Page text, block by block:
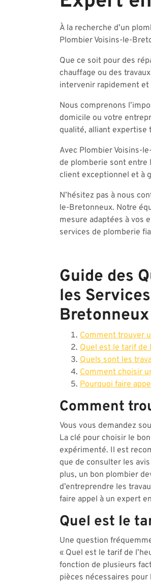
À la recherche d’un
Plombier Voisins-le-
Que ce soit pour des
chauffage ou des
intervenir rapidement
Nous comprenons
domicile ou votre
qualité, alliant expertise
Avec Plombier Voisins-
de plomberie sont entre
client exceptionnel et à
N’hésitez pas à nous
le-Bretonneux. Notre
mesure adaptées à vos
services de plomberie
Guide des
les
Bretonneux
Comment trouver
Quel est le tarif de
Quels sont les
Comment choisir
Pourquoi faire
Comment
Vous vous demandez
La clé pour choisir le
expérimenté. Il est
que de consulter les
plus, un bon plombier
d’entreprendre les
faire appel à un expert
Quel est le
Une question
« Quel est le tarif de
fonction de plusieurs
pièces nécessaires